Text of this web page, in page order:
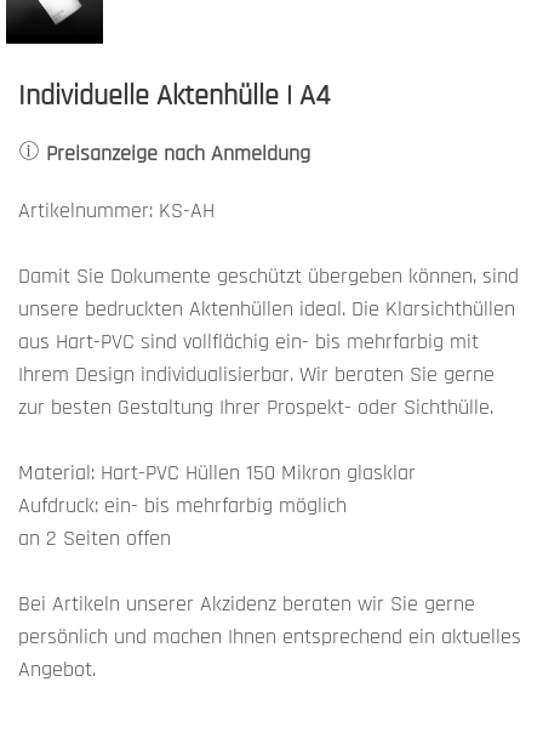
Individuelle Aktenhülle | A4
Preisanzeige nach Anmeldung
Artikelnummer: KS-AH
Damit Sie Dokumente geschützt übergeben können, sind
unsere bedruckten Aktenhüllen ideal. Die Klarsichthüllen
aus Hart-PVC sind vollflächig ein- bis mehrfarbig mit
Ihrem Design individualisierbar. Wir beraten Sie gerne
zur besten Gestaltung Ihrer Prospekt- oder Sichthülle.
Material: Hart-PVC Hüllen 150 Mikron glasklar
Aufdruck: ein- bis mehrfarbig möglich
an 2 Seiten offen
Bei Artikeln unserer Akzidenz beraten wir Sie gerne
persönlich und machen Ihnen entsprechend ein aktuelles
Angebot.